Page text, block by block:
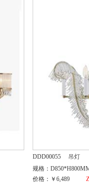
DDD00055
吊灯
规格：
价格：￥6,489